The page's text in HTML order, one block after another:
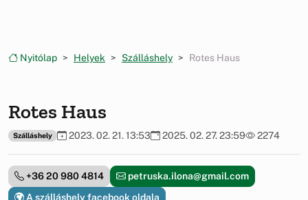
Nyitólap Helyek Szálláshely Rotes Haus
Rotes Haus
Szálláshely 2023. 02. 21. 13:53 2025. 02. 27. 23:59 2274
+36 20 980 4814
petruska.ilona@gmail.com
A szálláshely facebook oldala